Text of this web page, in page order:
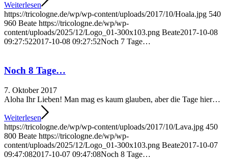
Weiterlesen
https://tricologne.de/wp/wp-content/uploads/2017/10/Hoala.jpg 540
960 Beate https://tricologne.de/wp/wp-
content/uploads/2025/12/Logo_01-300x103.png Beate2017-10-08
09:27:522017-10-08 09:27:52Noch 7 Tage…
Noch 8 Tage…
7. Oktober 2017
Aloha Ihr Lieben! Man mag es kaum glauben, aber die Tage hier…
Weiterlesen
https://tricologne.de/wp/wp-content/uploads/2017/10/Lava.jpg 450
800 Beate https://tricologne.de/wp/wp-
content/uploads/2025/12/Logo_01-300x103.png Beate2017-10-07
09:47:082017-10-07 09:47:08Noch 8 Tage…